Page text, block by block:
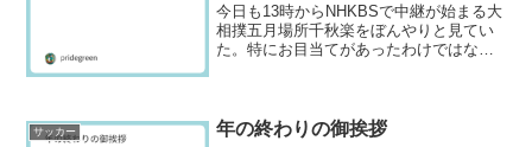
今日も13時からNHKBSで中継が始まる大
相撲五月場所千秋楽をぼんやりと見てい
た。特にお目当てがあったわけではな
の試合など見る気になれ...
サッカー 年の終わりの御挨拶